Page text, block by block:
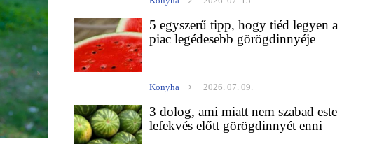
5 egyszerű tipp, hogy tiéd legyen a
piac legédesebb görögdinnyéje
Konyha 2026. 07. 09.
3 dolog, ami miatt nem szabad este
lefekvés előtt görögdinnyét enni